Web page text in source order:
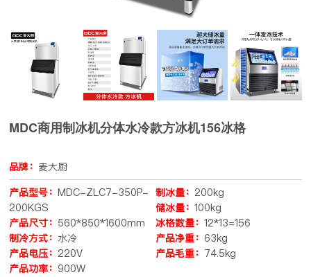
MDC商用制冰机分体水冷款方冰机156冰格
品牌： 麦大厨
产品型号：MDC-ZLC7-350P-
200KGS
产品尺寸： 560*850*1600mm
制冷方式： 水冷
产品电压： 220V
产品功率： 900W
制冰量： 200kg
储冰量： 100kg
冰格数量： 12*13=156
产品净重： 63kg
产品毛重： 74.5kg